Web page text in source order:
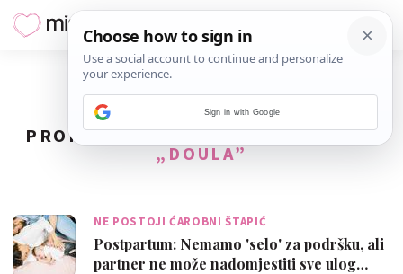
PRONAĐENO75REZULTATA ZA TAG
„DOULA”
NE POSTOJI ĆAROBNI ŠTAPIĆ
Postpartum: Nemamo 'selo' za podršku, ali
partner ne može nadomjestiti sve ulog…
Sign in with Google